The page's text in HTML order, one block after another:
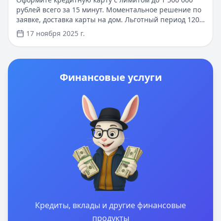
рублей всего за 15 минут. Моментальное решение по
заявке, доставка карты на дом. Льготный период 120
дней позволяет пользоваться средствами без
процентов. Минимальный пакет документов, простое
онлайн-оформление через сайт или приложение.
Бонусы и кешбэк с первой покупки.
17 ноября 2025 г.
Финансовые услуги
Кредиты, вклады и другие финансовые
продукты